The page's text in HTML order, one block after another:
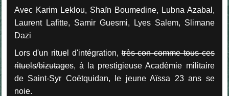
Avec Karim Leklou, Shaïn Boumedine, Lubna Azabal,
Laurent Lafitte, Samir Guesmi, Lyes Salem, Slimane
Dazi
Lors d'un rituel d'intégration,très con comme tous ces
rituels/bizutages, à la prestigieuse Académie militaire
de Saint-Syr Coëtquidan, le jeune Aïssa 23 ans se
noie.